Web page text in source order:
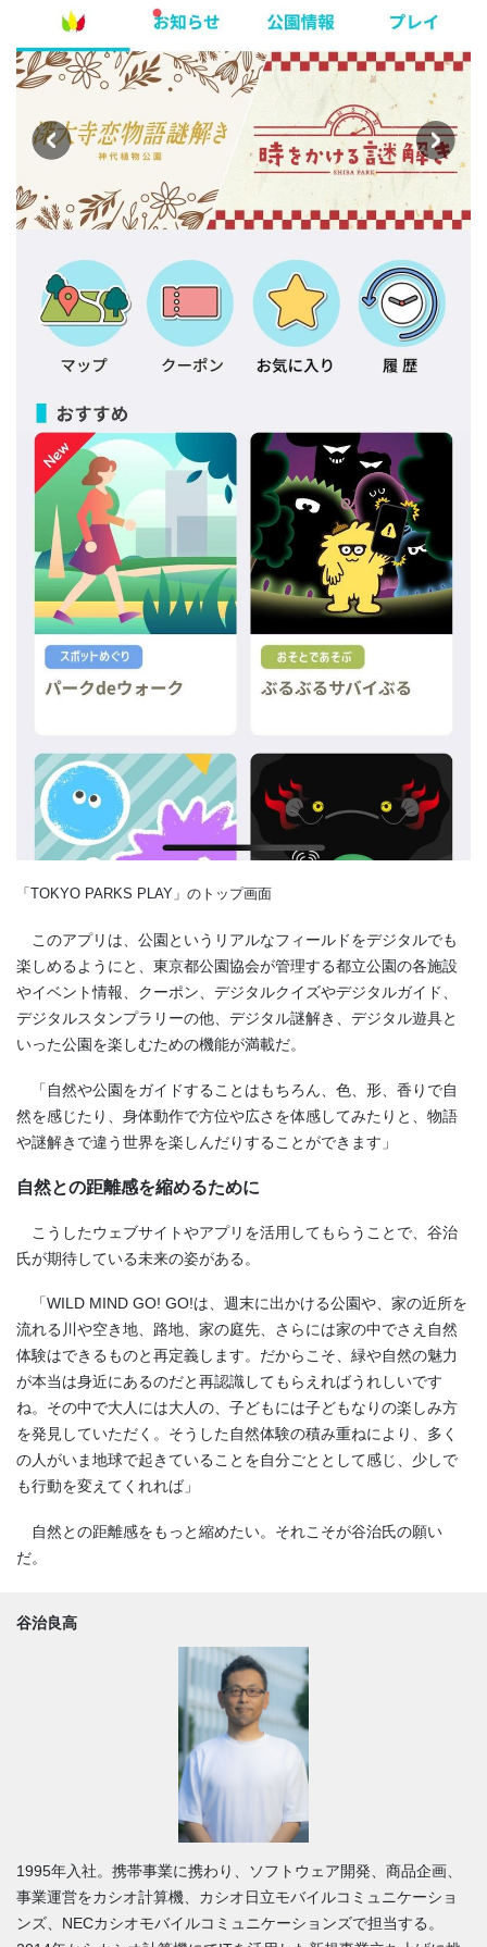
「TOKYO PARKS PLAY」のトップ画面
このアプリは、公園というリアルなフィールドをデジタルでも
楽しめるようにと、東京都公園協会が管理する都立公園の各施設
やイベント情報、クーポン、デジタルクイズやデジタルガイド、
デジタルスタンプラリーの他、デジタル謎解き、デジタル遊具と
いった公園を楽しむための機能が満載だ。
「自然や公園をガイドすることはもちろん、色、形、香りで自
然を感じたり、身体動作で方位や広さを体感してみたりと、物語
や謎解きで違う世界を楽しんだりすることができます」
自然との距離感を縮めるために
こうしたウェブサイトやアプリを活用してもらうことで、谷治
氏が期待している未来の姿がある。
「WILD MIND GO! GO!は、週末に出かける公園や、家の近所を
流れる川や空き地、路地、家の庭先、さらには家の中でさえ自然
体験はできるものと再定義します。だからこそ、緑や自然の魅力
が本当は身近にあるのだと再認識してもらえればうれしいです
ね。その中で大人には大人の、子どもには子どもなりの楽しみ方
を発見していただく。そうした自然体験の積み重ねにより、多く
の人がいま地球で起きていることを自分ごととして感じ、少しで
も行動を変えてくれれば」
自然との距離感をもっと縮めたい。それこそが谷治氏の願い
だ。
谷治良高
1995年入社。携帯事業に携わり、ソフトウェア開発、商品企画、
事業運営をカシオ計算機、カシオ日立モバイルコミュニケーショ
ンズ、NECカシオモバイルコミュニケーションズで担当する。